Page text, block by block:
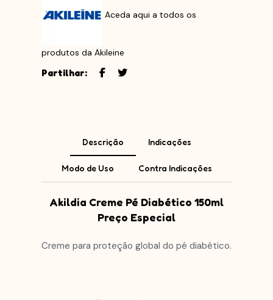
Aceda aqui a todos os
produtos da Akileine
Partilhar:
Descrição Indicações
Modo de Uso Contra Indicações
Akildia Creme Pé Diabético 150ml
Preço Especial
Creme para proteção global do pé diabético.